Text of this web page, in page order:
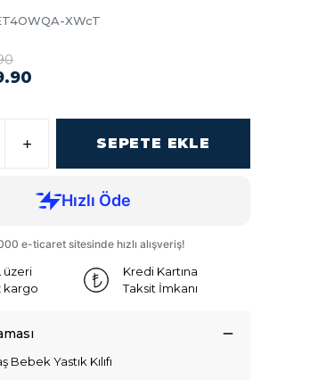
XWcT
SEPETE EKLE
üzeri
kargo
Kredi Kartına
Taksit İmkanı
Bebek Yastık Kılıfı